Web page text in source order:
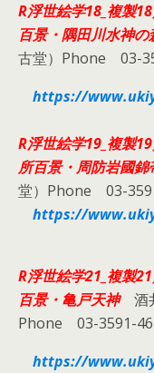
R浮世絵学18_複製
百景・隅田川水神の
古堂）Phone 03-
https://
R浮世絵学19_複製
所百景・周防岩國錦
堂）Phone 03-
https://
R浮世絵学21_複製
百景・亀戸天神酒井
Phone 03-3591-
https://